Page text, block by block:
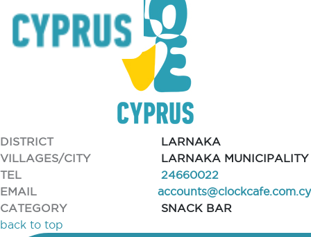
DISTRICT
LARNAKA
VILLAGES/CITY
LARNAKA MUNICIPALITY
TEL
24660022
EMAIL
accounts@clockcafe.com.cy
CATEGORY
SNACK BAR
back to top